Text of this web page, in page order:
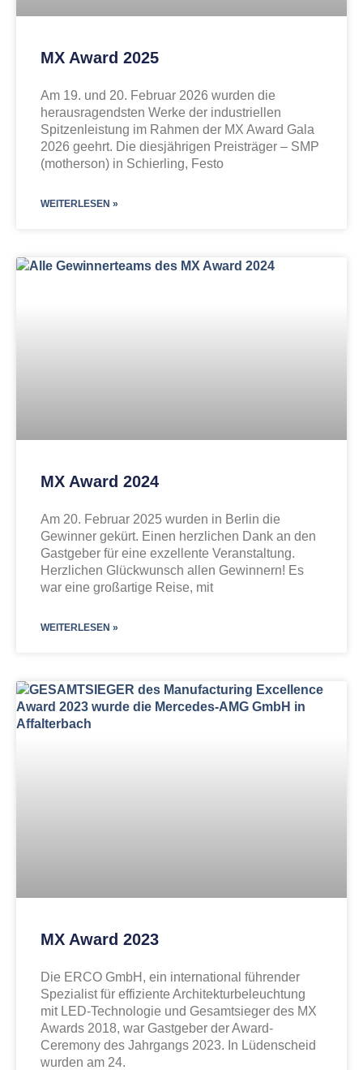
MX Award 2025
Am 19. und 20. Februar 2026 wurden die
herausragendsten Werke der industriellen
Spitzenleistung im Rahmen der MX Award Gala
2026 geehrt. Die diesjährigen Preisträger – SMP
(motherson) in Schierling, Festo
WEITERLESEN »
MX Award 2024
Am 20. Februar 2025 wurden in Berlin die
Gewinner gekürt. Einen herzlichen Dank an den
Gastgeber für eine exzellente Veranstaltung.
Herzlichen Glückwunsch allen Gewinnern! Es
war eine großartige Reise, mit
WEITERLESEN »
MX Award 2023
Die ERCO GmbH, ein international führender
Spezialist für effiziente Architekturbeleuchtung
mit LED-Technologie und Gesamtsieger des MX
Awards 2018, war Gastgeber der Award-
Ceremony des Jahrgangs 2023. In Lüdenscheid
wurden am 24.